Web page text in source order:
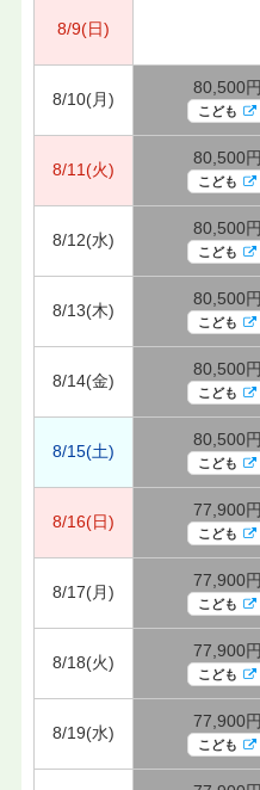
8/9(日)
8/10(月)
80,500円
こども
8/11(火)
80,500円
こども
8/12(水)
80,500円
こども
8/13(木)
80,500円
こども
8/14(金)
80,500円
こども
8/15(土)
80,500円
こども
8/16(日)
77,900円
こども
8/17(月)
77,900円
こども
8/18(火)
77,900円
こども
8/19(水)
77,900円
こども